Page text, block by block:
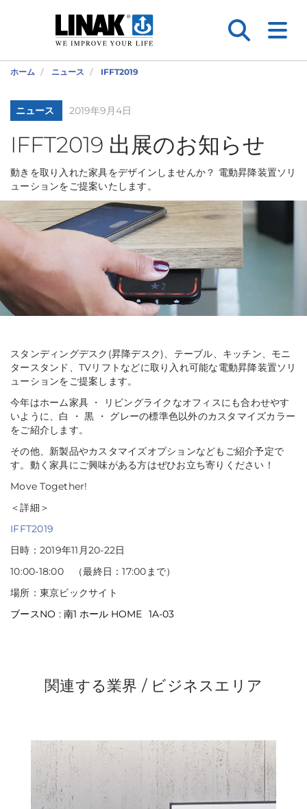
ホーム ニュース IFFT2019
ニュース 2019年9月4日
IFFT2019 出展のお知らせ
動きを取り入れた家具をデザインしませんか？ 電動昇降装置ソリ
ューションをご提案いたします。
スタンディングデスク(昇降デスク)、テーブル、キッチン、モニ
タースタンド、TVリフトなどに取り入れ可能な電動昇降装置ソリ
ューションをご提案します。
今年はホーム家具 ・ リビングライクなオフィスにも合わせやす
いように、白 ・ 黒 ・ グレーの標準色以外のカスタマイズカラー
をご紹介します。
その他、新製品やカスタマイズオプションなどもご紹介予定で
す。動く家具にご興味がある方はぜひお立ち寄りください！
Move Together!
＜詳細＞
IFFT2019
日時：2019年11月20-22日
10:00-18:00 （最終日：17:00まで）
場所：東京ビックサイト
ブースNO : 南1 ホール HOME 1A-03
関連する業界 / ビジネスエリア